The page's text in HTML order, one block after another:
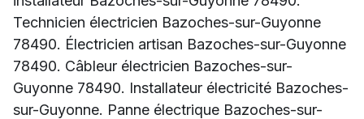
Technicien électricien Bazoches-sur-Guyonne
78490. Électricien artisan Bazoches-sur-Guyonne
78490. Câbleur électricien Bazoches-sur-
Guyonne 78490. Installateur électricité Bazoches-
sur-Guyonne. Panne électrique Bazoches-sur-